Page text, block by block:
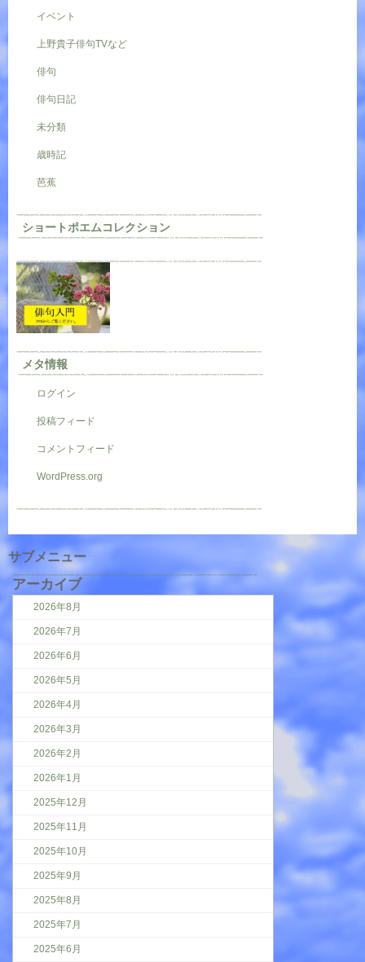
イベント
上野貴子俳句TVなど
俳句
俳句日記
未分類
歳時記
芭蕉
ショートポエムコレクション
メタ情報
ログイン
投稿フィード
コメントフィード
WordPress.org
サブメニュー
アーカイブ
2026年8月
2026年7月
2026年6月
2026年5月
2026年4月
2026年3月
2026年2月
2026年1月
2025年12月
2025年11月
2025年10月
2025年9月
2025年8月
2025年7月
2025年6月